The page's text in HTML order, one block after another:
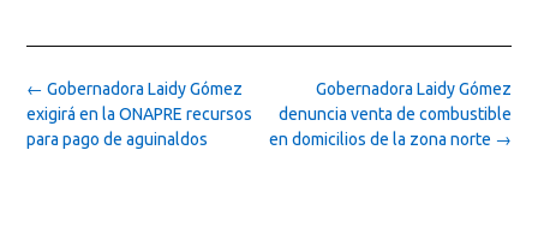
Post
navigation
Gobernadora Laidy Gómez
denuncia venta de combustible
en domicilios de la zona norte →
← Gobernadora Laidy Gómez
exigirá en la ONAPRE recursos
para pago de aguinaldos